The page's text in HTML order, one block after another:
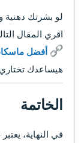
لو بشرتك دهنية
اقري المقال
أفضل
هيساعدك
الخاتمة​
في النهاية، يعتبر